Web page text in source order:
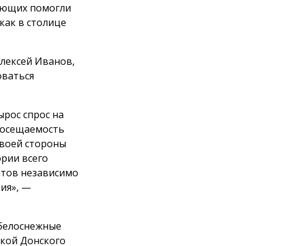
помогли
в столице
Иванов,
спрос на
стороны
всего
независимо
—
Донского